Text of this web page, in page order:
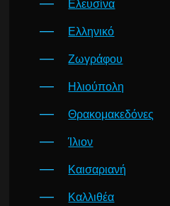
Ελευσίνα
Ελληνικό
Ζωγράφου
Ηλιούπολη
Θρακομακεδόνες
Ίλιον
Καισαριανή
Καλλιθέα